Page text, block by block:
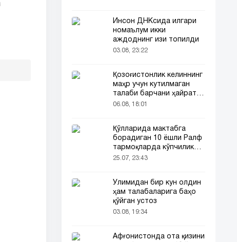
Инсон ДНКсида илгари
номаълум икки
аждоднинг изи топилди
03.08, 23:22
Қозоғистонлик келиннинг
маҳр учун кутилмаган
талаби барчани ҳайратга
солди
06.08, 18:01
Қўлларида мактабга
борадиган 10 ёшли Ралф
тармоқларда кўпчиликни
таъсирлантирди
25.07, 23:43
Ўлимидан бир кун олдин
ҳам талабаларига баҳо
қўйган устоз
03.08, 19:34
Афғонистонда ота қизини